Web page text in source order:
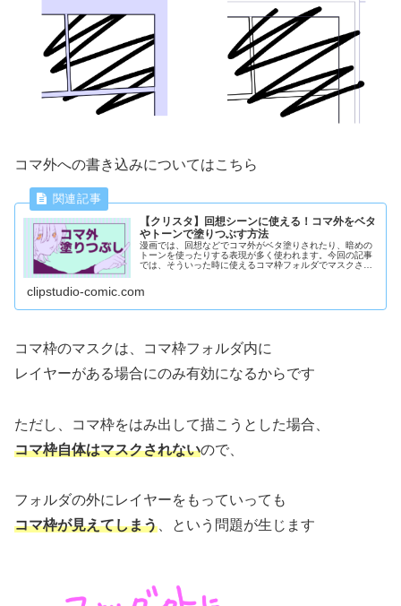
コマ外への書き込みについてはこちら
【クリスタ】回想シーンに使える！コマ外をベタ
やトーンで塗りつぶす方法
漫画では、回想などでコマ外がベタ塗りされたり、暗めの
トーンを使ったりする表現が多く使われます。今回の記事
では、そういった時に使えるコマ枠フォルダでマスクされ
clipstudio-comic.com
コマ枠のマスクは、コマ枠フォルダ内に
レイヤーがある場合にのみ有効になるからです
ただし、コマ枠をはみ出して描こうとした場合、
コマ枠自体はマスクされないので、
フォルダの外にレイヤーをもっていっても
コマ枠が見えてしまう 、という問題が生じます